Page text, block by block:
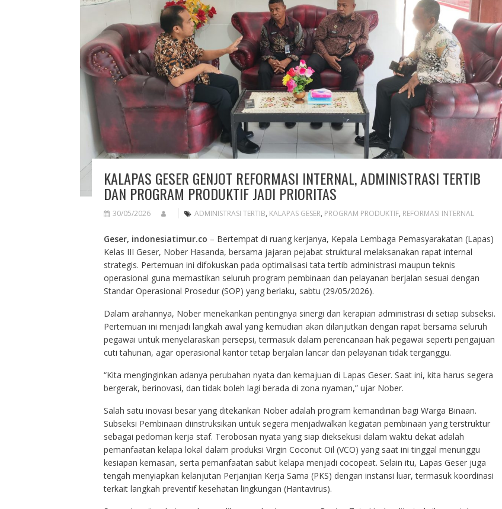
KALAPAS GESER GENJOT REFORMASI INTERNAL, ADMINISTRASI TERTIB
DAN PROGRAM PRODUKTIF JADI PRIORITAS
30/05/2026 ADMINISTRASI TERTIB, KALAPAS GESER, PROGRAM PRODUKTIF, REFORMASI INTERNAL
Geser, indonesiatimur.co – Bertempat di ruang kerjanya, Kepala Lembaga Pemasyarakatan (Lapas)
Kelas III Geser, Nober Hasanda, bersama jajaran pejabat struktural melaksanakan rapat internal
strategis. Pertemuan ini difokuskan pada optimalisasi tata tertib administrasi maupun teknis
operasional guna memastikan seluruh program pembinaan dan pelayanan berjalan sesuai dengan
Standar Operasional Prosedur (SOP) yang berlaku, sabtu (29/05/2026).
Dalam arahannya, Nober menekankan pentingnya sinergi dan kerapian administrasi di setiap subseksi.
Pertemuan ini menjadi langkah awal yang kemudian akan dilanjutkan dengan rapat bersama seluruh
pegawai untuk menyelaraskan persepsi, termasuk dalam perencanaan hak pegawai seperti pengajuan
cuti tahunan, agar operasional kantor tetap berjalan lancar dan pelayanan tidak terganggu.
“Kita menginginkan adanya perubahan nyata dan kemajuan di Lapas Geser. Saat ini, kita harus segera
bergerak, berinovasi, dan tidak boleh lagi berada di zona nyaman,” ujar Nober.
Salah satu inovasi besar yang ditekankan Nober adalah program kemandirian bagi Warga Binaan.
Subseksi Pembinaan diinstruksikan untuk segera menjadwalkan kegiatan pembinaan yang terstruktur
sebagai pedoman kerja staf. Terobosan nyata yang siap dieksekusi dalam waktu dekat adalah
pemanfaatan kelapa lokal dalam produksi Virgin Coconut Oil (VCO) yang saat ini tinggal menunggu
kesiapan kemasan, serta pemanfaatan sabut kelapa menjadi cocopeat. Selain itu, Lapas Geser juga
tengah menyiapkan kelanjutan Perjanjian Kerja Sama (PKS) dengan instansi luar, termasuk koordinasi
terkait langkah preventif kesehatan lingkungan (Hantavirus).